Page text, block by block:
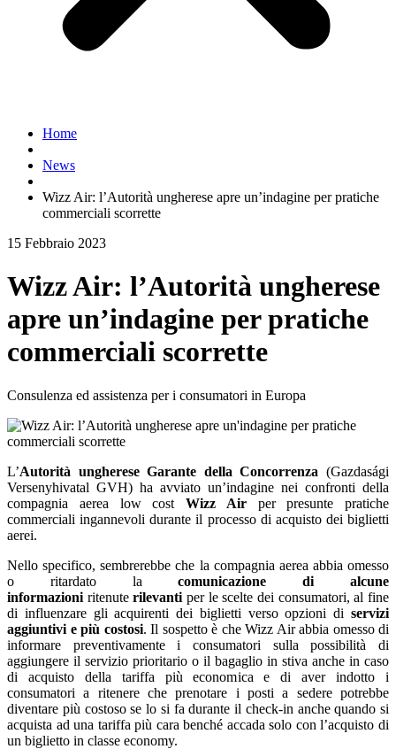
Home
News
Wizz Air: l’Autorità ungherese apre un’indagine per pratiche
commerciali scorrette
15 Febbraio 2023
Wizz Air: l’Autorità ungherese
apre un’indagine per pratiche
commerciali scorrette
Consulenza ed assistenza per i consumatori in Europa
L’Autorità ungherese Garante della Concorrenza (Gazdasági
Versenyhivatal GVH) ha avviato un’indagine nei confronti della
compagnia aerea low cost Wizz Airper presunte pratiche
commerciali ingannevoli durante il processo di acquisto dei biglietti
aerei.
Nello specifico, sembrerebbe che la compagnia aerea abbia omesso
o ritardato lacomunicazione di alcune
informazioni ritenuterilevantiper le scelte dei consumatori, al fine
di influenzare gli acquirenti dei biglietti verso opzioni di servizi
aggiuntivi e più costosi. Il sospetto è che Wizz Air abbia omesso di
informare preventivamente i consumatori sulla possibilità di
aggiungere il servizio prioritario o il bagaglio in stiva anche in caso
di acquisto della tariffa più economica e di aver indotto i
consumatori a ritenere che prenotare i posti a sedere potrebbe
diventare più costoso se lo si fa durante il check-in anche quando si
acquista ad una tariffa più cara benché accada solo con l’acquisto di
un biglietto in classe economy.